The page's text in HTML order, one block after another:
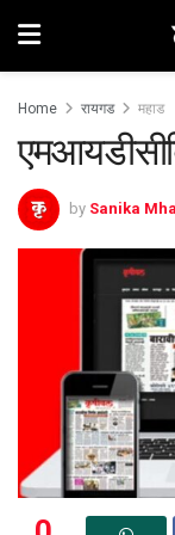
Home रायगड महाड
by Sanika